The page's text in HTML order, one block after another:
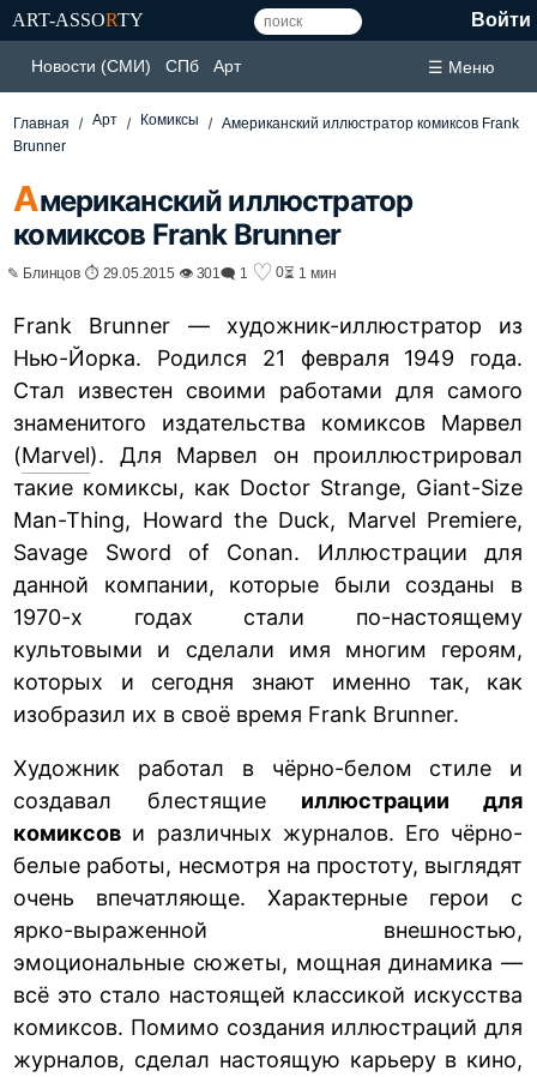
ART-ASSORTY Войти
Новости (СМИ) СПб Арт ☰ Меню
Главная Арт Комиксы
Американский иллюстратор комиксов Frank
Brunner
Американский иллюстратор
комиксов Frank Brunner
✎ Блинцов ⏱ 29.05.2015 👁 301🗨 1 ♡ 0⏳ 1 мин
Frank Brunner — художник-иллюстратор из
Нью-Йорка. Родился 21 февраля 1949 года.
Стал известен своими работами для самого
знаменитого издательства комиксов Марвел
(Marvel). Для Марвел он проиллюстрировал
такие комиксы, как Doctor Strange, Giant-Size
Man-Thing, Howard the Duck, Marvel Premiere,
Savage Sword of Conan. Иллюстрации для
данной компании, которые были созданы в
1970-х годах стали по-настоящему
культовыми и сделали имя многим героям,
которых и сегодня знают именно так, как
изобразил их в своё время Frank Brunner.
Художник работал в чёрно-белом стиле и
создавал блестящие иллюстрации для
комиксов и различных журналов. Его чёрно-
белые работы, несмотря на простоту, выглядят
очень впечатляюще. Характерные герои с
ярко-выраженной внешностью,
эмоциональные сюжеты, мощная динамика —
всё это стало настоящей классикой искусства
комиксов. Помимо создания иллюстраций для
журналов, сделал настоящую карьеру в кино,